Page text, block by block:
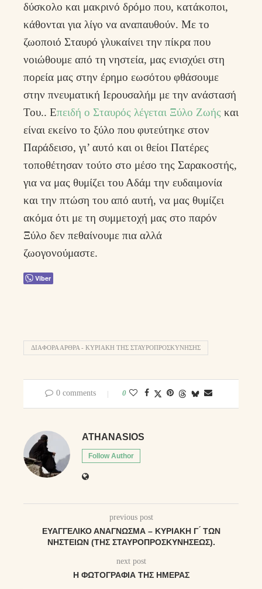
δύσκολο και μακρινό δρόμο που, κατάκοποι,
κάθονται για λίγο να αναπαυθούν. Με το
ζωοποιό Σταυρό γλυκαίνει την πίκρα που
νοιώθουμε από τη νηστεία, μας ενισχύει στη
πορεία μας στην έρημο εωσότου φθάσουμε
στην πνευματική Ιερουσαλήμ με την ανάστασή
Του.. Επειδή ο Σταυρός λέγεται Ξύλο Ζωής και
είναι εκείνο το ξύλο που φυτεύτηκε στον
Παράδεισο, γι’ αυτό και οι θείοι Πατέρες
τοποθέτησαν τούτο στο μέσο της Σαρακοστής,
για να μας θυμίζει του Αδάμ την ευδαιμονία
και την πτώση του από αυτή, να μας θυμίζει
ακόμα ότι με τη συμμετοχή μας στο παρόν
Ξύλο δεν πεθαίνουμε πια αλλά
ζωογονούμαστε.
Viber
ΔΙΑΦΟΡΑ ΑΡΘΡΑ - ΚΥΡΙΑΚΉ ΤΗΣ ΣΤΑΥΡΟΠΡΟΣΚΎΝΗΣΗΣ
0 comments 0
ATHANASIOS
Follow Author
previous post
ΕΥΑΓΓΕΛΙΚΌ ΑΝΆΓΝΩΣΜΑ – ΚΥΡΙΑΚΗ Γ ́ ΤΩΝ
ΝΗΣΤΕΙΩΝ (ΤΗΣ ΣΤΑΥΡΟΠΡΟΣΚΥΝΗΣΕΩΣ).
next post
Η ΦΩΤΟΓΡΑΦΊΑ ΤΗΣ ΗΜΈΡΑΣ